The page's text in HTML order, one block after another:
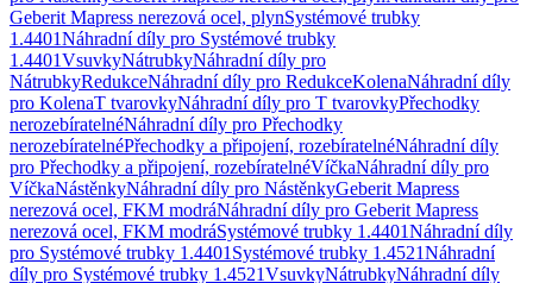
Geberit Mapress nerezová ocel, plynSystémové trubky
1.4401Náhradní díly pro Systémové trubky
1.4401VsuvkyNátrubkyNáhradní díly pro
NátrubkyRedukceNáhradní díly pro RedukceKolenaNáhradní díly
pro KolenaT tvarovkyNáhradní díly pro T tvarovkyPřechodky
nerozebíratelnéNáhradní díly pro Přechodky
nerozebíratelnéPřechodky a připojení, rozebíratelnéNáhradní díly
pro Přechodky a připojení, rozebíratelnéVíčkaNáhradní díly pro
VíčkaNástěnkyNáhradní díly pro NástěnkyGeberit Mapress
nerezová ocel, FKM modráNáhradní díly pro Geberit Mapress
nerezová ocel, FKM modráSystémové trubky 1.4401Náhradní díly
pro Systémové trubky 1.4401 Systémové trubky 1.4521Náhradní
díly pro Systémové trubky 1.4521VsuvkyNátrubkyNáhradní díly